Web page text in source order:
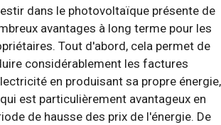
dans le photovoltaïque présente de
avantages à long terme pour les
Tout d'abord, cela permet de
considérablement les factures
en produisant sa propre énergie,
est particulièrement avantageux en
de hausse des prix de l'énergie. De